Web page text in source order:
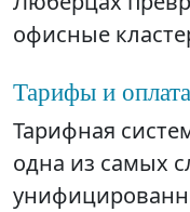
офисные
Тарифы и
Тарифная
одна из самых